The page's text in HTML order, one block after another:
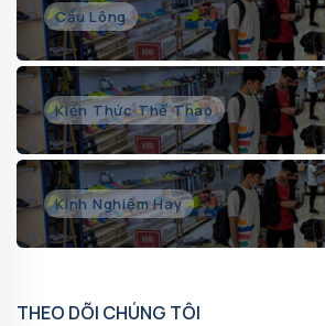
Cầu Lông
Kiến Thức Thể Thao
Kinh Nghiệm Hay
THEO DÕI CHÚNG TÔI